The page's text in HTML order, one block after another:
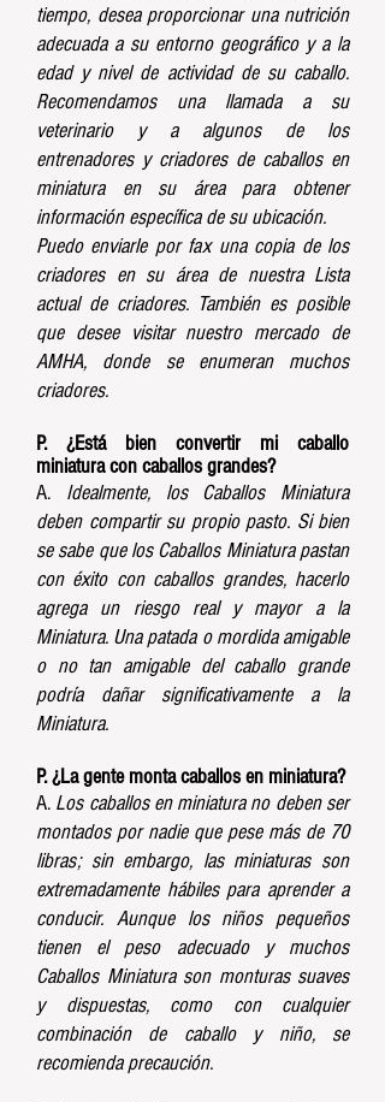
tiempo, desea proporcionar una nutrición
adecuada a su entorno geográfico y a la
edad y nivel de actividad de su caballo.
Recomendamos una llamada a su
veterinario y a algunos de los
entrenadores y criadores de caballos en
miniatura en su área para obtener
información específica de su ubicación.
Puedo enviarle por fax una copia de los
criadores en su área de nuestra Lista
actual de criadores. También es posible
que desee visitar nuestro mercado de
AMHA, donde se enumeran muchos
criadores.
P. ¿Está bien convertir mi caballo
miniatura con caballos grandes?
A. Idealmente, los Caballos Miniatura
deben compartir su propio pasto. Si bien
se sabe que los Caballos Miniatura pastan
con éxito con caballos grandes, hacerlo
agrega un riesgo real y mayor a la
Miniatura. Una patada o mordida amigable
o no tan amigable del caballo grande
podría dañar significativamente a la
Miniatura.
P. ¿La gente monta caballos en miniatura?
A. Los caballos en miniatura no deben ser
montados por nadie que pese más de 70
libras; sin embargo, las miniaturas son
extremadamente hábiles para aprender a
conducir. Aunque los niños pequeños
tienen el peso adecuado y muchos
Caballos Miniatura son monturas suaves
y dispuestas, como con cualquier
combinación de caballo y niño, se
recomienda precaución.